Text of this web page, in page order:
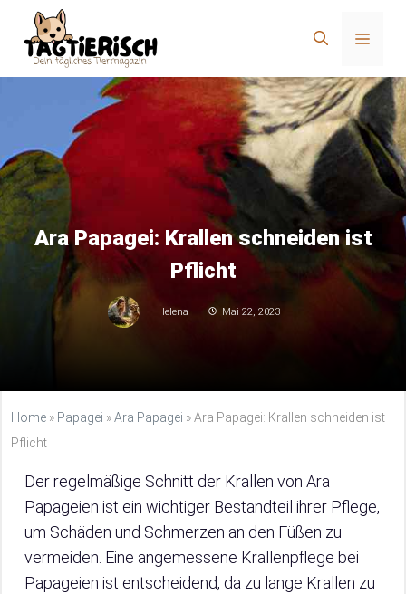
Inhalt
springen
Menü
Ara Papagei: Krallen schneiden ist
Pflicht
Helena Mai 22, 2023
Home » Papagei »Ara Papagei »Ara Papagei: Krallen schneiden ist
Pflicht
Der regelmäßige Schnitt der Krallen von Ara
Papageien ist ein wichtiger Bestandteil ihrer Pflege,
um Schäden und Schmerzen an den Füßen zu
vermeiden. Eine angemessene Krallenpflege bei
Papageien ist entscheidend, da zu lange Krallen zu